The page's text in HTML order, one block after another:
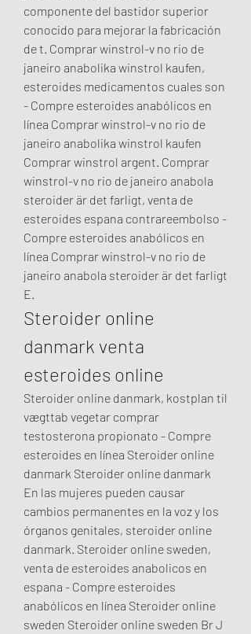
componente del bastidor superior
conocido para mejorar la fabricación
de t. Comprar winstrol-v no rio de
janeiro anabolika winstrol kaufen,
esteroides medicamentos cuales son
- Compre esteroides anabólicos en
línea Comprar winstrol-v no rio de
janeiro anabolika winstrol kaufen
Comprar winstrol argent. Comprar
winstrol-v no rio de janeiro anabola
steroider är det farligt, venta de
esteroides espana contrareembolso -
Compre esteroides anabólicos en
línea Comprar winstrol-v no rio de
janeiro anabola steroider är det farligt
E.
Steroider online
danmark venta
esteroides online
Steroider online danmark, kostplan til
vægttab vegetar comprar
testosterona propionato - Compre
esteroides en línea Steroider online
danmark Steroider online danmark
En las mujeres pueden causar
cambios permanentes en la voz y los
órganos genitales, steroider online
danmark. Steroider online sweden,
venta de esteroides anabolicos en
espana - Compre esteroides
anabólicos en línea Steroider online
sweden Steroider online sweden Br J